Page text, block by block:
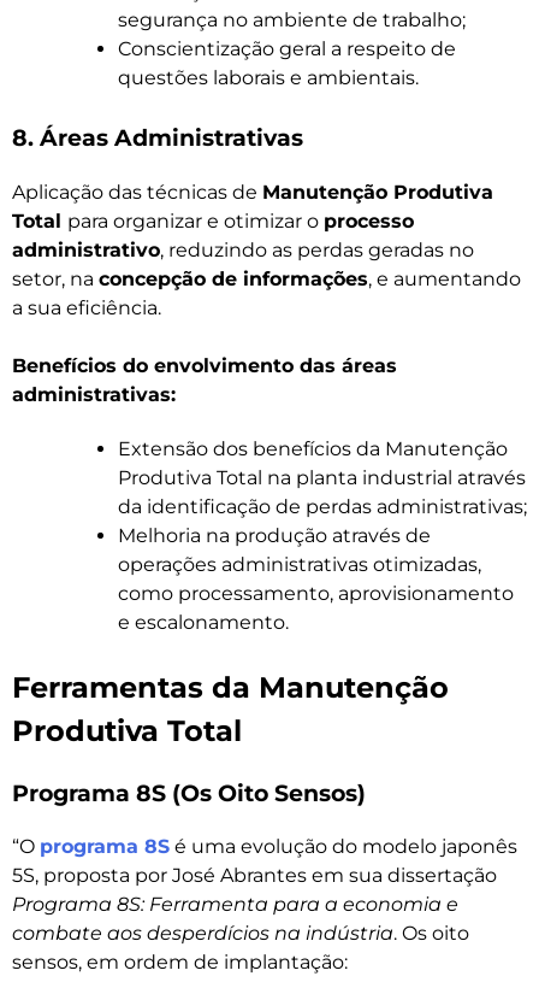
segurança no ambiente de trabalho;
Conscientização geral a respeito de
questões laborais e ambientais.
8. Áreas Administrativas
Aplicação das técnicas de Manutenção Produtiva
Total para organizar e otimizar o processo
administrativo, reduzindo as perdas geradas no
setor, na concepção de informações, e aumentando
a sua eficiência.
Benefícios do envolvimento das áreas
administrativas:
Extensão dos benefícios da Manutenção
Produtiva Total na planta industrial através
da identificação de perdas administrativas;
Melhoria na produção através de
operações administrativas otimizadas,
como processamento, aprovisionamento
e escalonamento.
Ferramentas da Manutenção
Produtiva Total
Programa 8S (Os Oito Sensos)
“O programa 8S é uma evolução do modelo japonês
5S, proposta por José Abrantes em sua dissertação
Programa 8S: Ferramenta para a economia e
combate aos desperdícios na indústria. Os oito
sensos, em ordem de implantação: